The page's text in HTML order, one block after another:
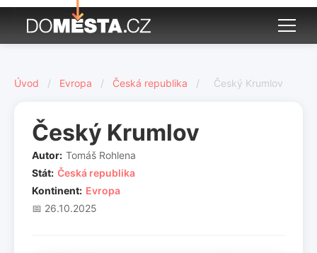
Úvod / Evropa / Česká republika / Český Krumlov
Český Krumlov
Autor: Tomáš Rohlena
Stát: Česká republika
Kontinent: Evropa
📅 26.10.2025